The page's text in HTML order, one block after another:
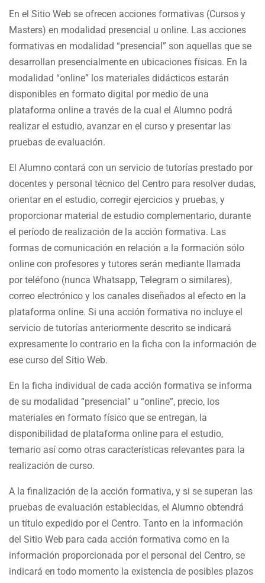
En el Sitio Web se ofrecen acciones formativas (Cursos y
Masters) en modalidad presencial u online. Las acciones
formativas en modalidad “presencial” son aquellas que se
desarrollan presencialmente en ubicaciones físicas. En la
modalidad “online” los materiales didácticos estarán
disponibles en formato digital por medio de una
plataforma online a través de la cual el Alumno podrá
realizar el estudio, avanzar en el curso y presentar las
pruebas de evaluación.
El Alumno contará con un servicio de tutorías prestado por
docentes y personal técnico del Centro para resolver dudas,
orientar en el estudio, corregir ejercicios y pruebas, y
proporcionar material de estudio complementario, durante
el período de realización de la acción formativa. Las
formas de comunicación en relación a la formación sólo
online con profesores y tutores serán mediante llamada
por teléfono (nunca Whatsapp, Telegram o similares),
correo electrónico y los canales diseñados al efecto en la
plataforma online. Si una acción formativa no incluye el
servicio de tutorías anteriormente descrito se indicará
expresamente lo contrario en la ficha con la información de
ese curso del Sitio Web.
En la ficha individual de cada acción formativa se informa
de su modalidad “presencial” u “online”, precio, los
materiales en formato físico que se entregan, la
disponibilidad de plataforma online para el estudio,
temario así como otras características relevantes para la
realización de curso.
A la finalización de la acción formativa, y si se superan las
pruebas de evaluación establecidas, el Alumno obtendrá
un título expedido por el Centro. Tanto en la información
del Sitio Web para cada acción formativa como en la
información proporcionada por el personal del Centro, se
indicará en todo momento la existencia de posibles plazos